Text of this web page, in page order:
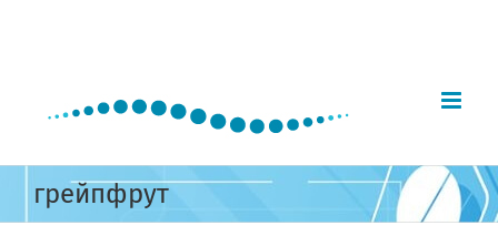
грейпфрут